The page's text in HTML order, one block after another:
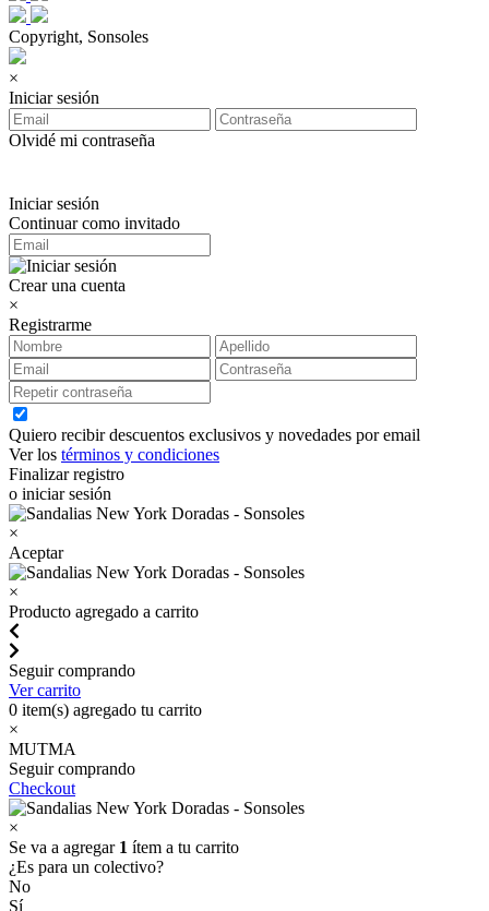
Copyright, Sonsoles
×
Iniciar sesión
Olvidé mi contraseña
Iniciar sesión
Continuar como invitado
Crear una cuenta
×
Registrarme
Quiero recibir descuentos exclusivos y novedades por email
Ver los términos y condiciones
Finalizar registro
o iniciar sesión
×
Aceptar
×
Producto agregado a carrito
Seguir comprando
Ver carrito
0 item(s) agregado tu carrito
×
MUTMA
Seguir comprando
Checkout
×
Se va a agregar 1 ítem a tu carrito
¿Es para un colectivo?
No
Sí